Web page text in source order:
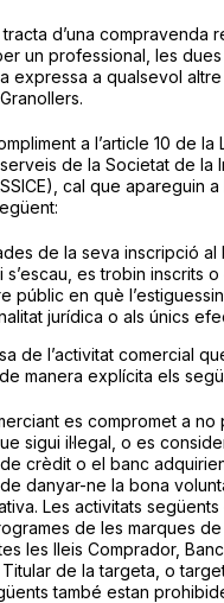
d’una compravenda
un professional, les dues
expressa a qualsevol altre
a l’article 10 de la
de la Societat de la
cal que apareguin
de la seva inscripció al
s’escau, es trobin inscrits o
públic en què
jurídica o als únics
de l’activitat comercial
manera explícita els
es compromet a no
sigui il·legal, o es
crèdit o el banc
danyar-ne la bona
Les activitats
de les marques
les lleis Comprador, Banc
de la targeta, o
també estan